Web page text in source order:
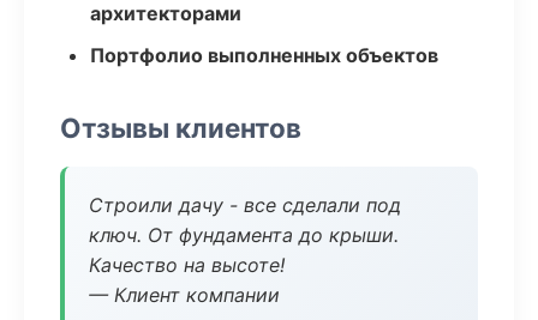
архитекторами
Портфолио выполненных объектов
Отзывы клиентов
Строили дачу - все сделали под
ключ. От фундамента до крыши.
Качество на высоте!
— Клиент компании